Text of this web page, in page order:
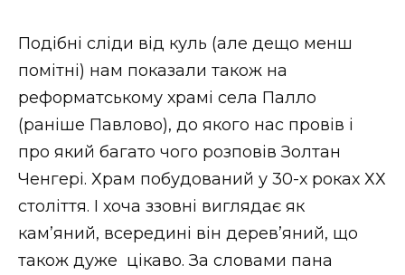
Подібні сліди від куль (але дещо менш
помітні) нам показали також на
реформатському храмі села Палло
(раніше Павлово), до якого нас провів і
про який багато чого розповів Золтан
Ченгері. Храм побудований у 30-х роках ХХ
століття. І хоча ззовні виглядає як
кам’яний, всередині він дерев’яний, що
також дуже цікаво. За словами пана